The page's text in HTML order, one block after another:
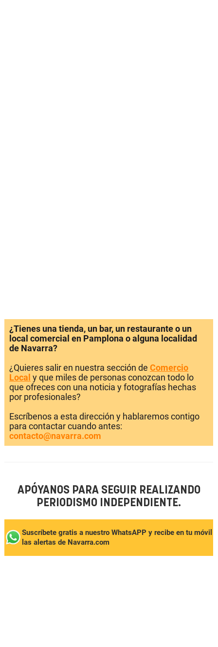
¿Tienes una tienda, un bar, un restaurante o un
local comercial en Pamplona o alguna localidad
de Navarra?
¿Quieres salir en nuestra sección de Comercio
Local y que miles de personas conozcan todo lo
que ofreces con una noticia y fotografías hechas
por profesionales?
Escríbenos a esta dirección y hablaremos contigo
para contactar cuando antes:
contacto@navarra.com
APÓYANOS PARA SEGUIR REALIZANDO
PERIODISMO INDEPENDIENTE.
Suscríbete gratis a nuestro WhatsAPP y recibe en tu móvil
las alertas de Navarra.com